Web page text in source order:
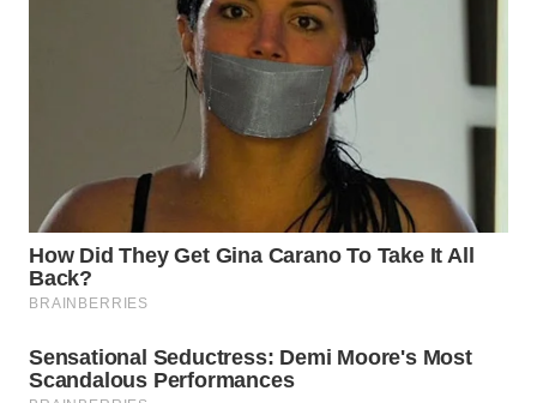
WN
KEPULAUAN
WN
WN